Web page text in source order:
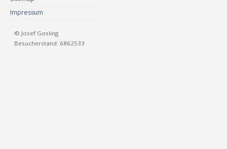
Impressum
© Josef Gosling
Besucherstand: 6862533